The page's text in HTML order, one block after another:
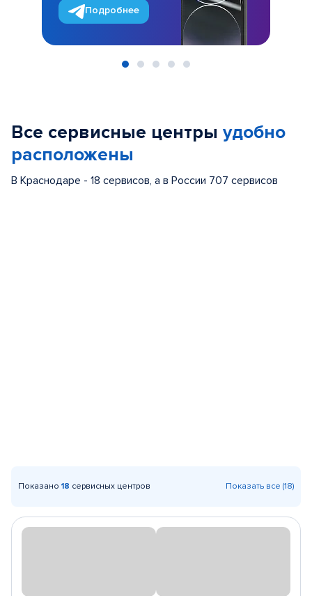
Подробнее
Все сервисные центры удобно
расположены
В Краснодаре - 18 сервисов, а в России 707 сервисов
Показано 18 сервисных центров Показать все (18)